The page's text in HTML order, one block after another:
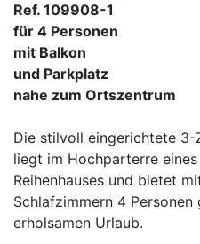
Ref. 109908-1
für 4 Personen
mit Balkon
und Parkplatz
nahe zum Ortszentrum
Die stilvoll eingerichtete 3-
liegt im Hochparterre
Reihenhauses und bietet
Schlafzimmern 4
erholsamen Urlaub.